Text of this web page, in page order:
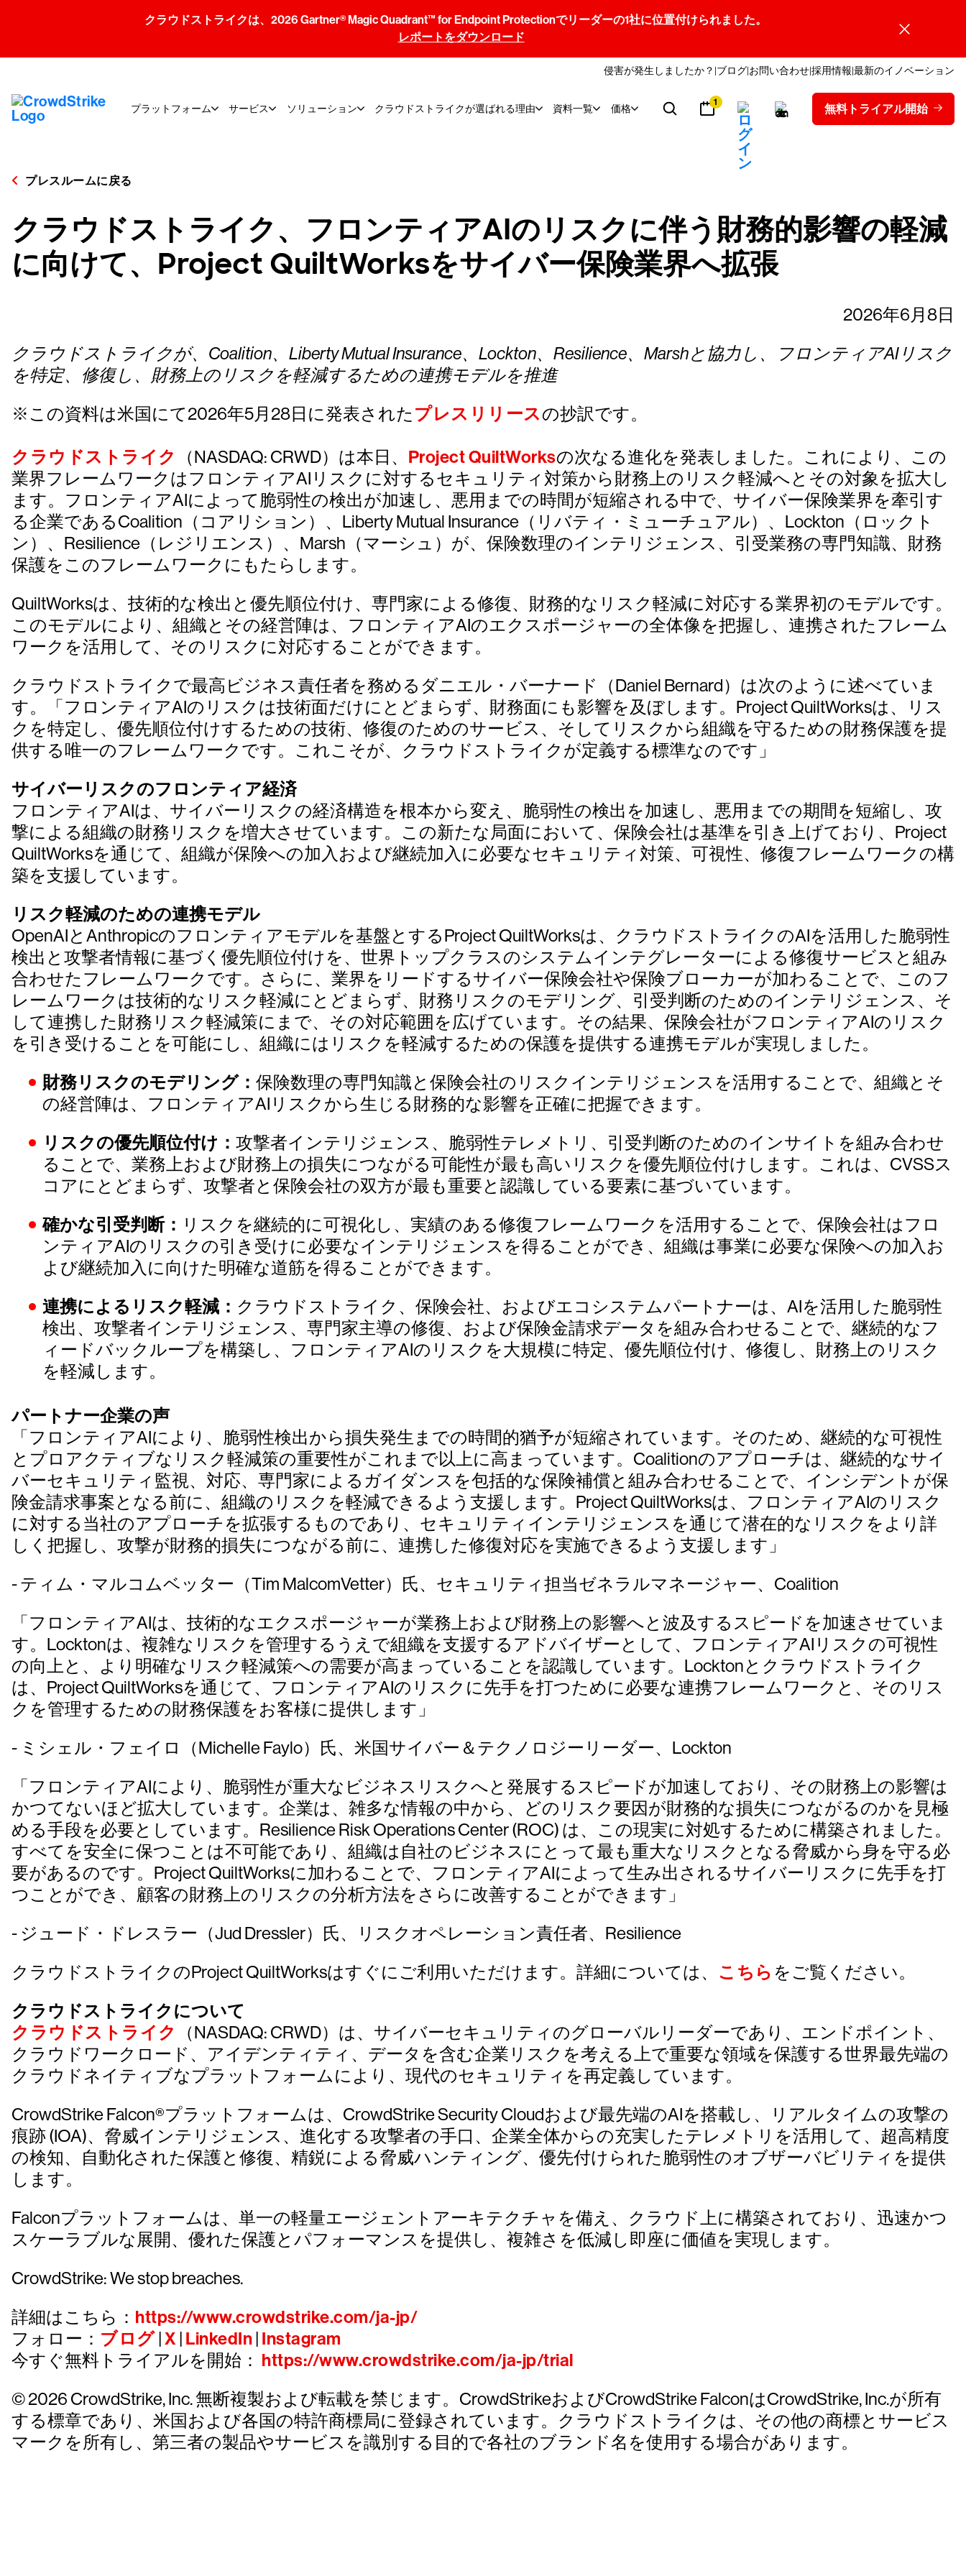
クラウドストライクは、2026 Gartner® Magic Quadrant™ for Endpoint Protectionでリーダーの1社に位置付けられました。
レポートをダウンロード
侵害が発生しましたか？ ブログ お問い合わせ採用情報 最新のイノベーション
プラットフォーム サービス ソリューション クラウドストライクが選ばれる理由 資料一覧 価格 1 無料トライアル開始
プレスルームに戻る
クラウドストライク、フロンティアAIのリスクに伴う財務的影響の軽減
に向けて、Project QuiltWorksをサイバー保険業界へ拡張
2026年6月8日
クラウドストライクが、Coalition、Liberty Mutual Insurance、Lockton、Resilience、Marshと協力し、フロンティアAIリスク
を特定、修復し、財務上のリスクを軽減するための連携モデルを推進
※この資料は米国にて2026年5月28日に発表された プレスリリースの抄訳です。
クラウドストライク （NASDAQ: CRWD）は本日、 Project QuiltWorksの次なる進化を発表しました。これにより、この
業界フレームワークはフロンティアAIリスクに対するセキュリティ対策から財務上のリスク軽減へとその対象を拡大し
ます。フロンティアAIによって脆弱性の検出が加速し、悪用までの時間が短縮される中で、サイバー保険業界を牽引す
る企業であるCoalition（コアリション）、Liberty Mutual Insurance（リバティ・ミューチュアル）、Lockton（ロックト
ン）、Resilience（レジリエンス）、Marsh（マーシュ）が、保険数理のインテリジェンス、引受業務の専門知識、財務
保護をこのフレームワークにもたらします。
QuiltWorksは、技術的な検出と優先順位付け、専門家による修復、財務的なリスク軽減に対応する業界初のモデルです。
このモデルにより、組織とその経営陣は、フロンティアAIのエクスポージャーの全体像を把握し、連携されたフレーム
ワークを活用して、そのリスクに対応することができます。
クラウドストライクで最高ビジネス責任者を務めるダニエル・バーナード（Daniel Bernard）は次のように述べていま
す。「フロンティアAIのリスクは技術面だけにとどまらず、財務面にも影響を及ぼします。Project QuiltWorksは、リス
クを特定し、優先順位付けするための技術、修復のためのサービス、そしてリスクから組織を守るための財務保護を提
供する唯一のフレームワークです。これこそが、クラウドストライクが定義する標準なのです」
サイバーリスクのフロンティア経済
フロンティアAIは、サイバーリスクの経済構造を根本から変え、脆弱性の検出を加速し、悪用までの期間を短縮し、攻
撃による組織の財務リスクを増大させています。この新たな局面において、保険会社は基準を引き上げており、Project
QuiltWorksを通じて、組織が保険への加入および継続加入に必要なセキュリティ対策、可視性、修復フレームワークの構
築を支援しています。
リスク軽減のための連携モデル
OpenAIとAnthropicのフロンティアモデルを基盤とするProject QuiltWorksは、クラウドストライクのAIを活用した脆弱性
検出と攻撃者情報に基づく優先順位付けを、世界トップクラスのシステムインテグレーターによる修復サービスと組み
合わせたフレームワークです。さらに、業界をリードするサイバー保険会社や保険ブローカーが加わることで、このフ
レームワークは技術的なリスク軽減にとどまらず、財務リスクのモデリング、引受判断のためのインテリジェンス、そ
して連携した財務リスク軽減策にまで、その対応範囲を広げています。その結果、保険会社がフロンティアAIのリスク
を引き受けることを可能にし、組織にはリスクを軽減するための保護を提供する連携モデルが実現しました。
財務リスクのモデリング： 保険数理の専門知識と保険会社のリスクインテリジェンスを活用することで、組織とそ
の経営陣は、フロンティアAIリスクから生じる財務的な影響を正確に把握できます。
リスクの優先順位付け： 攻撃者インテリジェンス、脆弱性テレメトリ、引受判断のためのインサイトを組み合わせ
ることで、業務上および財務上の損失につながる可能性が最も高いリスクを優先順位付けします。これは、CVSSス
コアにとどまらず、攻撃者と保険会社の双方が最も重要と認識している要素に基づいています。
確かな引受判断： リスクを継続的に可視化し、実績のある修復フレームワークを活用することで、保険会社はフロ
ンティアAIのリスクの引き受けに必要なインテリジェンスを得ることができ、組織は事業に必要な保険への加入お
よび継続加入に向けた明確な道筋を得ることができます。
連携によるリスク軽減： クラウドストライク、保険会社、およびエコシステムパートナーは、AIを活用した脆弱性
検出、攻撃者インテリジェンス、専門家主導の修復、および保険金請求データを組み合わせることで、継続的なフ
ィードバックループを構築し、フロンティアAIのリスクを大規模に特定、優先順位付け、修復し、財務上のリスク
を軽減します。
パートナー企業の声
「フロンティアAIにより、脆弱性検出から損失発生までの時間的猶予が短縮されています。そのため、継続的な可視性
とプロアクティブなリスク軽減策の重要性がこれまで以上に高まっています。Coalitionのアプローチは、継続的なサイ
バーセキュリティ監視、対応、専門家によるガイダンスを包括的な保険補償と組み合わせることで、インシデントが保
険金請求事案となる前に、組織のリスクを軽減できるよう支援します。Project QuiltWorksは、フロンティアAIのリスク
に対する当社のアプローチを拡張するものであり、セキュリティインテリジェンスを通じて潜在的なリスクをより詳
しく把握し、攻撃が財務的損失につながる前に、連携した修復対応を実施できるよう支援します」
- ティム・マルコムベッター（Tim MalcomVetter）氏、セキュリティ担当ゼネラルマネージャー、Coalition
「フロンティアAIは、技術的なエクスポージャーが業務上および財務上の影響へと波及するスピードを加速させていま
す。Locktonは、複雑なリスクを管理するうえで組織を支援するアドバイザーとして、フロンティアAIリスクの可視性
の向上と、より明確なリスク軽減策への需要が高まっていることを認識しています。Locktonとクラウドストライク
は、Project QuiltWorksを通じて、フロンティアAIのリスクに先手を打つために必要な連携フレームワークと、そのリス
クを管理するための財務保護をお客様に提供します」
- ミシェル・フェイロ（Michelle Faylo）氏、米国サイバー＆テクノロジーリーダー、Lockton
「フロンティアAIにより、脆弱性が重大なビジネスリスクへと発展するスピードが加速しており、その財務上の影響は
かつてないほど拡大しています。企業は、雑多な情報の中から、どのリスク要因が財務的な損失につながるのかを見極
める手段を必要としています。Resilience Risk Operations Center (ROC) は、この現実に対処するために構築されました。
すべてを安全に保つことは不可能であり、組織は自社のビジネスにとって最も重大なリスクとなる脅威から身を守る必
要があるのです。Project QuiltWorksに加わることで、フロンティアAIによって生み出されるサイバーリスクに先手を打
つことができ、顧客の財務上のリスクの分析方法をさらに改善することができます」
- ジュード・ドレスラー（Jud Dressler）氏、リスクオペレーション責任者、Resilience
クラウドストライクのProject QuiltWorksはすぐにご利用いただけます。詳細については、 こちら をご覧ください。
クラウドストライクについて
クラウドストライク
（NASDAQ: CRWD）は、サイバーセキュリティのグローバルリーダーであり、エンドポイント、
クラウドワークロード、アイデンティティ、データを含む企業リスクを考える上で重要な領域を保護する世界最先端の
クラウドネイティブなプラットフォームにより、現代のセキュリティを再定義しています。
CrowdStrike Falcon®プラットフォームは、CrowdStrike Security Cloudおよび最先端のAIを搭載し、リアルタイムの攻撃の
痕跡 (IOA)、脅威インテリジェンス、進化する攻撃者の手口、企業全体からの充実したテレメトリを活用して、超高精度
の検知、自動化された保護と修復、精鋭による脅威ハンティング、優先付けられた脆弱性のオブザーバビリティを提供
します。
Falconプラットフォームは、単一の軽量エージェントアーキテクチャを備え、クラウド上に構築されており、迅速かつ
スケーラブルな展開、優れた保護とパフォーマンスを提供し、複雑さを低減し即座に価値を実現します。
CrowdStrike: We stop breaches.
詳細はこちら： https://www.crowdstrike.com/ja-jp/
フォロー： ブログ| X LinkedIn Instagram
今すぐ無料トライアルを開始： https://www.crowdstrike.com/ja-jp/trial
© 2026 CrowdStrike, Inc. 無断複製および転載を禁じます。CrowdStrikeおよびCrowdStrike FalconはCrowdStrike, Inc.が所有
する標章であり、米国および各国の特許商標局に登録されています。クラウドストライクは、その他の商標とサービス
マークを所有し、第三者の製品やサービスを識別する目的で各社のブランド名を使用する場合があります。